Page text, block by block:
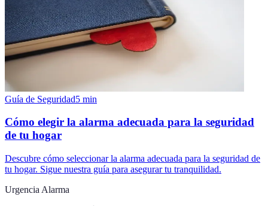
Guía de Seguridad5 min
Cómo elegir la alarma adecuada para la seguridad
de tu hogar
Descubre cómo seleccionar la alarma adecuada para la seguridad de
tu hogar. Sigue nuestra guía para asegurar tu tranquilidad.
Urgencia Alarma